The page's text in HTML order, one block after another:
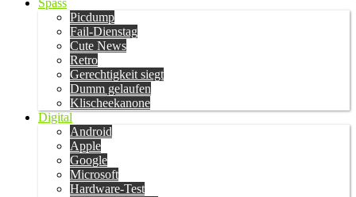
Spass
Picdump
Fail-Dienstag
Cute News
Retro
Gerechtigkeit siegt
Dumm gelaufen
Klischeekanone
Digital
Android
Apple
Google
Microsoft
Hardware-Test